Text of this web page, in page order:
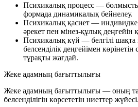
Психикалық процесс — болмысты
формада динамикалық бейнелеу.
Психикалық қасиет — индивидке
әрекет пен мінез-құлық деңгейін
Психикалық күй — белгілі
белсенділік деңгейімен
тұрақты жағдай.
Жеке адамның бағыттылығы
Жеке адамның бағыттылығы — оның
белсенділігін көрсететін ниеттер жүйесі.